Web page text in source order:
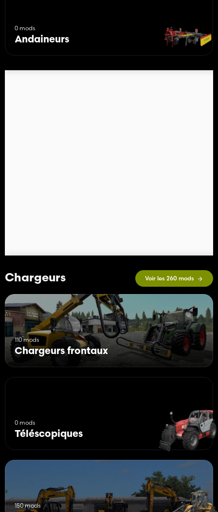
0 mods
Andaineurs
Chargeurs Voir les 260 mods
110 mods
Chargeurs frontaux
0 mods
Téléscopiques
150 mods